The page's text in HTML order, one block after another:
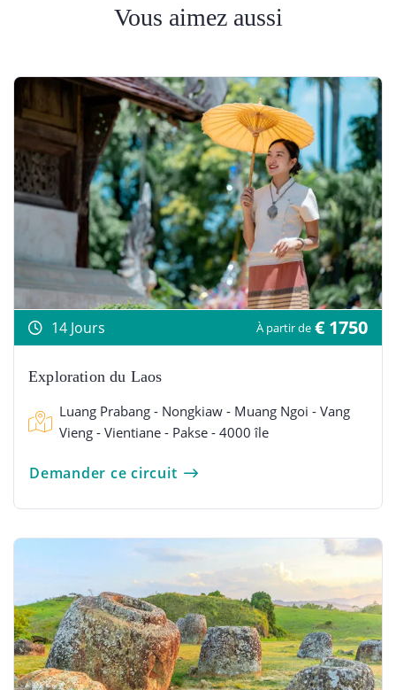
Vous aimez aussi
14 Jours À partir de € 1750
Exploration du Laos
Luang Prabang - Nongkiaw - Muang Ngoi - Vang
Vieng - Vientiane - Pakse - 4000 île
Demander ce circuit